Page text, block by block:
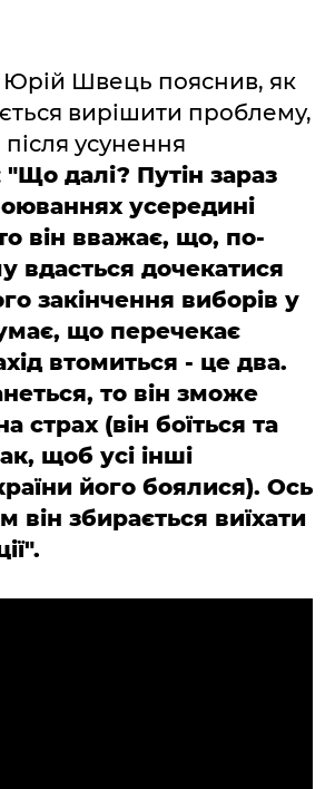
Юрій Швець пояснив, як
вирішити проблему,
усунення
"Що далі? Путін зараз
усередині
він вважає, що, по-
вдасться дочекатися
закінчення виборів у
що перечекає
втомиться - це два.
то він зможе
страх (він боїться та
щоб усі інші
його боялися). Ось
він збирається виїхати